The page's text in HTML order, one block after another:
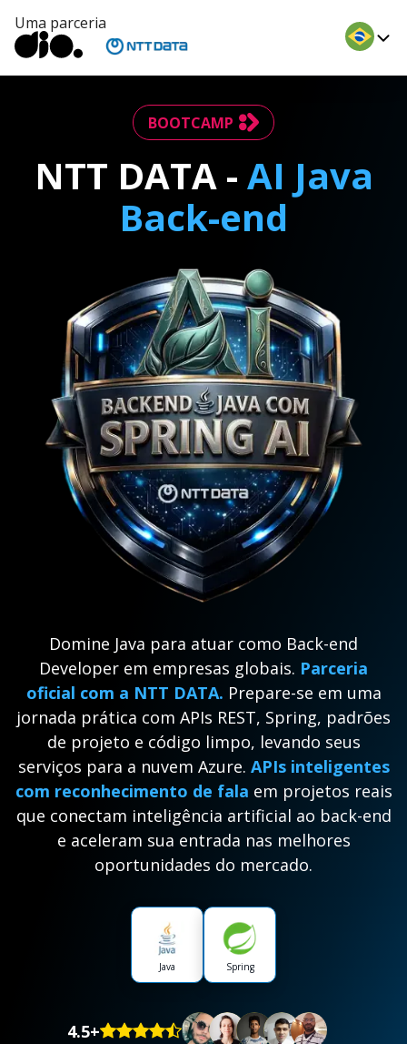
Uma parceria
BOOTCAMP
NTT DATA - AI Java
Back-end
Domine Java para atuar como Back-end
Developer em empresas globais. Parceria
oficial com a NTT DATA. Prepare-se em uma
jornada prática com APIs REST, Spring, padrões
de projeto e código limpo, levando seus
serviços para a nuvem Azure. APIs inteligentes
com reconhecimento de fala em projetos reais
que conectam inteligência artificial ao back-end
e aceleram sua entrada nas melhores
oportunidades do mercado.
Java Spring
4.5+